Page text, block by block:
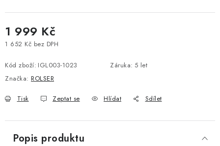
1 999 Kč
1 652 Kč bez DPH
Kód zboží: IGL003-1023 Záruka: 5 let
Značka: ROLSER
Tisk Zeptat se Hlídat Sdílet
Popis produktu